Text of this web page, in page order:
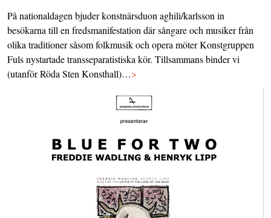
På nationaldagen bjuder konstnärsduon aghili/karlsson in
besökarna till en fredsmanifestation där sångare och musiker från
olika traditioner såsom folkmusik och opera möter Konstgruppen
Fuls nystartade transseparatistiska kör. Tillsammans binder vi
(utanför Röda Sten Konsthall)…>